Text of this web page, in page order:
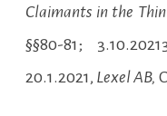
Claimants in the
§§80-81;
20.1.2021, Lexel AB,